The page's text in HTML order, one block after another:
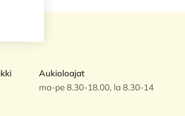
Aukioloajat
ma-pe 8.30-18.00, la 8.30-14